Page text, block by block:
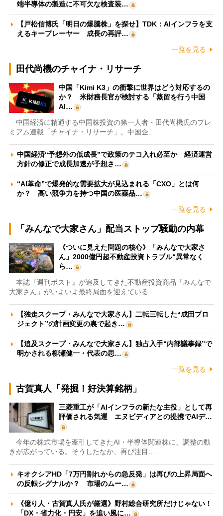
端半導体の製造に不可欠な検査装…
【戸松信博氏「明日の爆騰株」を探せ】TDK：AIインフラを支
えるキープレーヤー 成長の再評…
一覧を見る
田代尚機のチャイナ・リサーチ
中国「Kimi K3」の衝撃に世界はどう対応するの
か？ 米財務長官が検討する「蒸留を行う中国
AI…
中国経済に精通する中国株投資の第一人者・田代尚機氏のプレ
ミアム連載「チャイナ・リサーチ」。中国企…
中国経済“予想外の低成長”で政策のテコ入れ必至か 経済運営
方針の修正で成長加速が予想さ…
“AI革命”で爆発的な需要拡大が見込まれる「CXO」とは何
か？ 高い競争力を持つ中国の医薬品…
一覧を見る
「みんなで大家さん」配当ストップ騒動の内幕
《ついに見えた問題の核心》「みんなで大家さ
ん」2000億円超不動産投資トラブル“異常なく
ら…
本誌『週刊ポスト』が追及してきた不動産投資商品「みんなで
大家さん」がいよいよ最終局面を迎えている…
【独走スクープ・みんなで大家さん】二転三転した“成田プロ
ジェクト”の計画変更の裏で起き…
【追及スクープ・みんなで大家さん】独占入手“内部議事録”で
明かされる柳瀬健一・代表の思…
一覧を見る
古賀真人「発掘！好決算銘柄」
三菱重工が「AIインフラの新たな主役」として再
評価される気運 エヌビディアとの提携でAIデ…
今年の株式市場を牽引してきたAI・半導体関連株に、調整の動
きが広がっている。そうしたなか、再び注目…
キオクシアHD「7万円割れからの急反発」は再びの上昇局面へ
の反転シグナルか？ 市場のムー…
《億り人・古賀真人氏が厳選》野村総合研究所だけじゃない！
「DX・省力化・円安」を追い風に…